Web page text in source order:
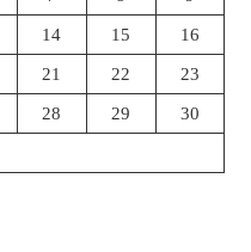
14 15 16
21 22 23
28 29 30